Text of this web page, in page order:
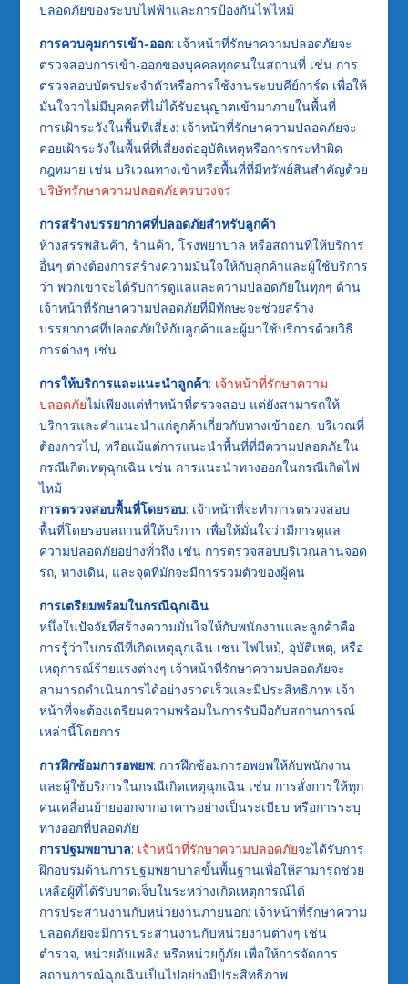
ปลอดภัยของระบบไฟฟ้าและการป้องกันไฟไหม้
การควบคุมการเข้า-ออก: เจ้าหน้าที่รักษาความปลอดภัยจะ
ตรวจสอบการเข้า-ออกของบุคคลทุกคนในสถานที่ เช่น การ
ตรวจสอบบัตรประจำตัวหรือการใช้งานระบบคีย์การ์ด เพื่อให้
มั่นใจว่าไม่มีบุคคลที่ไม่ได้รับอนุญาตเข้ามาภายในพื้นที่
การเฝ้าระวังในพื้นที่เสี่ยง: เจ้าหน้าที่รักษาความปลอดภัยจะ
คอยเฝ้าระวังในพื้นที่ที่เสี่ยงต่ออุบัติเหตุหรือการกระทำผิด
กฎหมาย เช่น บริเวณทางเข้าหรือพื้นที่ที่มีทรัพย์สินสำคัญด้วย
บริษัทรักษาความปลอดภัยครบวงจร
การสร้างบรรยากาศที่ปลอดภัยสำหรับลูกค้า
ห้างสรรพสินค้า, ร้านค้า, โรงพยาบาล หรือสถานที่ให้บริการ
อื่นๆ ต่างต้องการสร้างความมั่นใจให้กับลูกค้าและผู้ใช้บริการ
ว่า พวกเขาจะได้รับการดูแลและความปลอดภัยในทุกๆ ด้าน
เจ้าหน้าที่รักษาความปลอดภัยที่มีทักษะจะช่วยสร้าง
บรรยากาศที่ปลอดภัยให้กับลูกค้าและผู้มาใช้บริการด้วยวิธี
การต่างๆ เช่น
การให้บริการและแนะนำลูกค้า: เจ้าหน้าที่รักษาความ
ปลอดภัยไม่เพียงแต่ทำหน้าที่ตรวจสอบ แต่ยังสามารถให้
บริการและคำแนะนำแก่ลูกค้าเกี่ยวกับทางเข้าออก, บริเวณที่
ต้องการไป, หรือแม้แต่การแนะนำพื้นที่ที่มีความปลอดภัยใน
กรณีเกิดเหตุฉุกเฉิน เช่น การแนะนำทางออกในกรณีเกิดไฟ
ไหม้
การตรวจสอบพื้นที่โดยรอบ: เจ้าหน้าที่จะทำการตรวจสอบ
พื้นที่โดยรอบสถานที่ให้บริการ เพื่อให้มั่นใจว่ามีการดูแล
ความปลอดภัยอย่างทั่วถึง เช่น การตรวจสอบบริเวณลานจอด
รถ, ทางเดิน, และจุดที่มักจะมีการรวมตัวของผู้คน
การเตรียมพร้อมในกรณีฉุกเฉิน
หนึ่งในปัจจัยที่สร้างความมั่นใจให้กับพนักงานและลูกค้าคือ
การรู้ว่าในกรณีที่เกิดเหตุฉุกเฉิน เช่น ไฟไหม้, อุบัติเหตุ, หรือ
เหตุการณ์ร้ายแรงต่างๆ เจ้าหน้าที่รักษาความปลอดภัยจะ
สามารถดำเนินการได้อย่างรวดเร็วและมีประสิทธิภาพ เจ้า
หน้าที่จะต้องเตรียมความพร้อมในการรับมือกับสถานการณ์
เหล่านี้โดยการ
การฝึกซ้อมการอพยพ: การฝึกซ้อมการอพยพให้กับพนักงาน
และผู้ใช้บริการในกรณีเกิดเหตุฉุกเฉิน เช่น การสั่งการให้ทุก
คนเคลื่อนย้ายออกจากอาคารอย่างเป็นระเบียบ หรือการระบุ
ทางออกที่ปลอดภัย
การปฐมพยาบาล: เจ้าหน้าที่รักษาความปลอดภัยจะได้รับการ
ฝึกอบรมด้านการปฐมพยาบาลขั้นพื้นฐานเพื่อให้สามารถช่วย
เหลือผู้ที่ได้รับบาดเจ็บในระหว่างเกิดเหตุการณ์ได้
การประสานงานกับหน่วยงานภายนอก: เจ้าหน้าที่รักษาความ
ปลอดภัยจะมีการประสานงานกับหน่วยงานต่างๆ เช่น
ตำรวจ, หน่วยดับเพลิง หรือหน่วยกู้ภัย เพื่อให้การจัดการ
สถานการณ์ฉุกเฉินเป็นไปอย่างมีประสิทธิภาพ